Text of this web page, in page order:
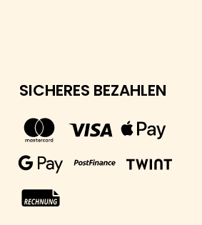
SICHERES BEZAHLEN